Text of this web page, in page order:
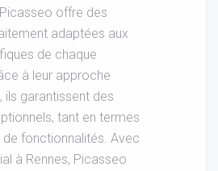
offre des
adaptées aux
de chaque
à leur approche
ils garantissent des
tant en termes
de fonctionnalités. Avec
à Rennes, Picasseo